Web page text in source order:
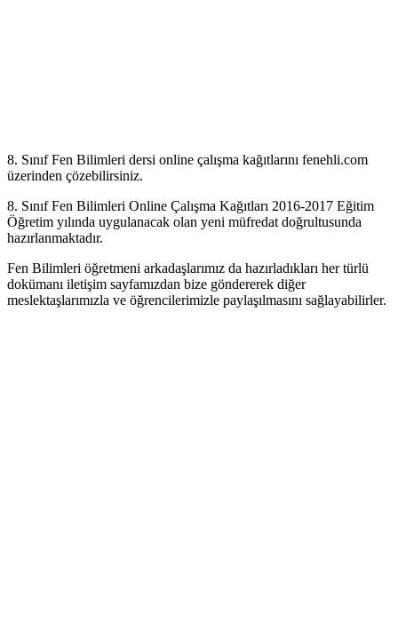
8. Sınıf Fen Bilimleri dersi online çalışma kağıtlarını fenehli.com
üzerinden çözebilirsiniz.
8. Sınıf Fen Bilimleri Online Çalışma Kağıtları 2016-2017 Eğitim
Öğretim yılında uygulanacak olan yeni müfredat doğrultusunda
hazırlanmaktadır.
Fen Bilimleri öğretmeni arkadaşlarımız da hazırladıkları her türlü
dokümanı iletişim sayfamızdan bize göndererek diğer
meslektaşlarımızla ve öğrencilerimizle paylaşılmasını sağlayabilirler.